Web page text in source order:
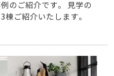
のご紹介です。 見学の
棟ご紹介いたします。